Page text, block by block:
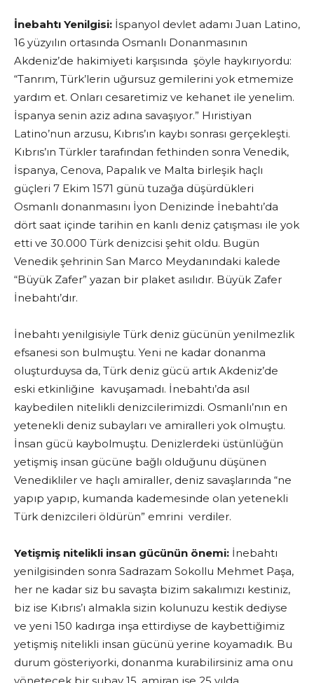
İnebahtı Yenilgisi: İspanyol devlet adamı Juan Latino,
16 yüzyılın ortasında Osmanlı Donanmasının
Akdeniz’de hakimiyeti karşısında şöyle haykırıyordu:
“Tanrım, Türk’lerin uğursuz gemilerini yok etmemize
yardım et. Onları cesaretimiz ve kehanet ile yenelim.
İspanya senin aziz adına savaşıyor.” Hıristiyan
Latino’nun arzusu, Kıbrıs’ın kaybı sonrası gerçekleşti.
Kıbrıs’ın Türkler tarafından fethinden sonra Venedik,
İspanya, Cenova, Papalık ve Malta birleşik haçlı
güçleri 7 Ekim 1571 günü tuzağa düşürdükleri
Osmanlı donanmasını İyon Denizinde İnebahtı’da
dört saat içinde tarihin en kanlı deniz çatışması ile yok
etti ve 30.000 Türk denizcisi şehit oldu. Bugün
Venedik şehrinin San Marco Meydanındaki kalede
“Büyük Zafer” yazan bir plaket asılıdır. Büyük Zafer
İnebahtı’dır.
İnebahtı yenilgisiyle Türk deniz gücünün yenilmezlik
efsanesi son bulmuştu. Yeni ne kadar donanma
oluşturduysa da, Türk deniz gücü artık Akdeniz’de
eski etkinliğine kavuşamadı. İnebahtı’da asıl
kaybedilen nitelikli denizcilerimizdi. Osmanlı’nın en
yetenekli deniz subayları ve amiralleri yok olmuştu.
İnsan gücü kaybolmuştu. Denizlerdeki üstünlüğün
yetişmiş insan gücüne bağlı olduğunu düşünen
Venedikliler ve haçlı amiraller, deniz savaşlarında “ne
yapıp yapıp, kumanda kademesinde olan yetenekli
Türk denizcileri öldürün” emrini verdiler.
Yetişmiş nitelikli insan gücünün önemi: İnebahtı
yenilgisinden sonra Sadrazam Sokollu Mehmet Paşa,
her ne kadar siz bu savaşta bizim sakalımızı kestiniz,
biz ise Kıbrıs’ı almakla sizin kolunuzu kestik dediyse
ve yeni 150 kadırga inşa ettirdiyse de kaybettiğimiz
yetişmiş nitelikli insan gücünü yerine koyamadık. Bu
durum gösteriyorki, donanma kurabilirsiniz ama onu